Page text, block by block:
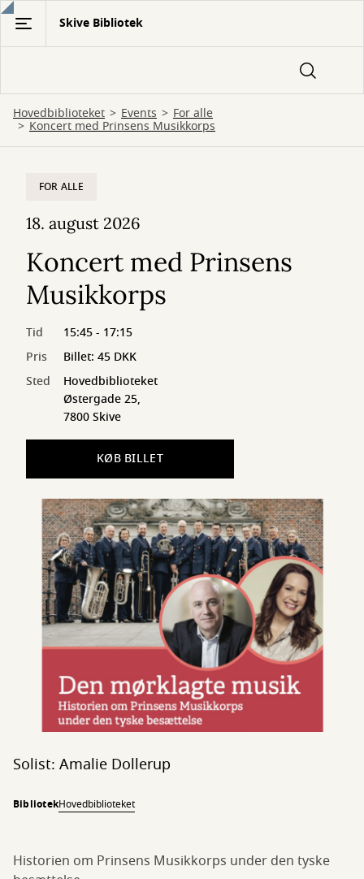
Gå
hovedindhold
Skive Bibliotek
Hovedbiblioteket Events For alle
Koncert med Prinsens Musikkorps
FOR ALLE
18. august 2026
Koncert med Prinsens
Musikkorps
Tid
15:45 - 17:15
Pris
Billet: 45 DKK
Sted
Hovedbiblioteket
Østergade 25,
7800 Skive
KØB BILLET
Solist: Amalie Dollerup
BibliotekHovedbiblioteket
Historien om Prinsens Musikkorps under den tyske